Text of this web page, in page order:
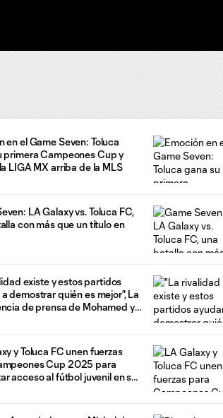
en el Game Seven: Toluca
primera Campeones Cup y
LIGA MX arriba de la MLS
LA Galaxy vs. Toluca FC,
con más que un título en
existe y estos partidos
demostrar quién es mejor", La
de prensa de Mohamed y
y Toluca FC unen fuerzas
Cup 2025 para
acceso al fútbol juvenil en sus